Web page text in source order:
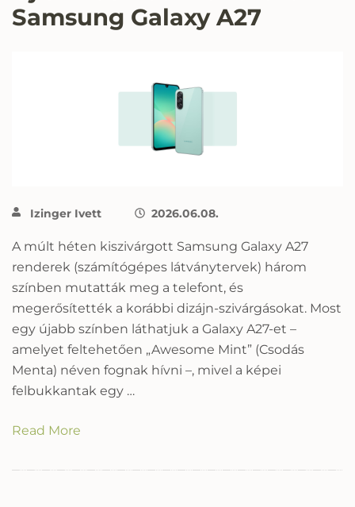
Samsung Galaxy A27
Izinger Ivett 2026.06.08.
A múlt héten kiszivárgott Samsung Galaxy A27
renderek (számítógépes látványtervek) három
színben mutatták meg a telefont, és
megerősítették a korábbi dizájn-szivárgásokat. Most
egy újabb színben láthatjuk a Galaxy A27-et –
amelyet feltehetően „Awesome Mint” (Csodás
Menta) néven fognak hívni –, mivel a képei
felbukkantak egy …
Read More